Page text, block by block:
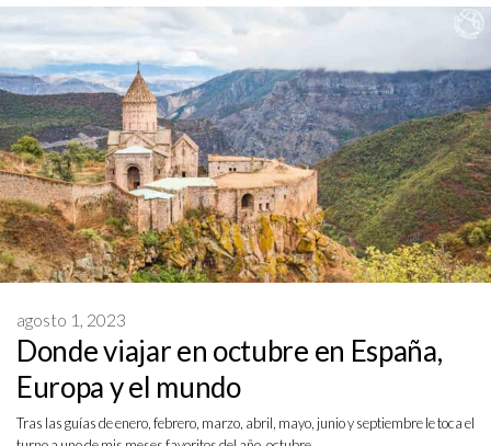
Donde viajar en octubre en España,
Europa y el mundo
agosto 1, 2023
Tras las guías de enero, febrero, marzo, abril, mayo, junio y septiembre le toca el